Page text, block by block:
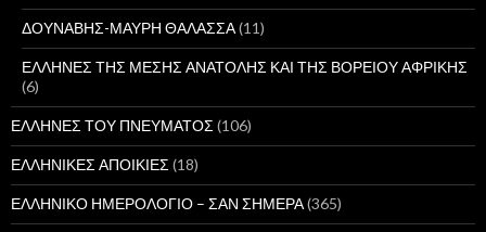
ΔΟΥΝΑΒΗΣ-ΜΑΥΡΗ ΘΑΛΑΣΣΑ(11)
ΕΛΛΗΝΕΣ ΤΗΣ ΜΕΣΗΣ ΑΝΑΤΟΛΗΣ ΚΑΙ ΤΗΣ ΒΟΡΕΙΟΥ ΑΦΡΙΚΗΣ
(6)
ΕΛΛΗΝΕΣ ΤΟΥ ΠΝΕΥΜΑΤΟΣ (106)
ΕΛΛΗΝΙΚΕΣ ΑΠΟΙΚΙΕΣ (18)
ΕΛΛΗΝΙΚΟ ΗΜΕΡΟΛΟΓΙΟ – ΣΑΝ ΣΗΜΕΡΑ(365)